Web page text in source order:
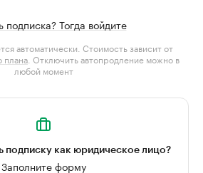
подписка? Тогда войдите
автоматически. Стоимость зависит от
плана . Отключить автопродление можно в
любой момент
подписку как юридическое лицо?
Заполните форму